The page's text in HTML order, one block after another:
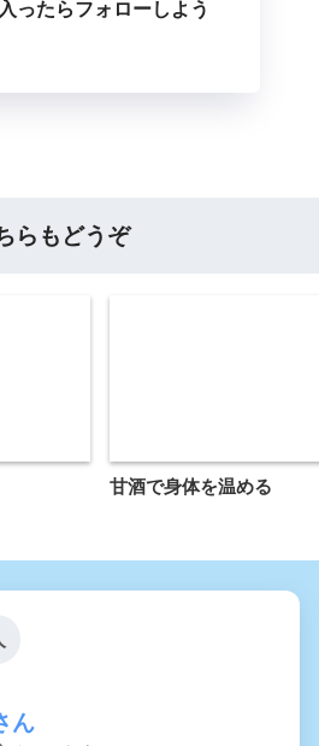
ったらフォローしよう
らもどうぞ
甘酒で身体を温める
ん